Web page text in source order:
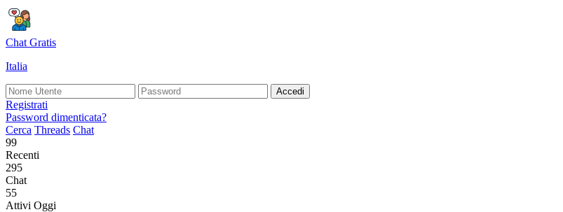
Chat Gratis
Italia
Accedi
Registrati
Password dimenticata?
Cerca Threads Chat
99
Recenti
295
Chat
55
Attivi Oggi